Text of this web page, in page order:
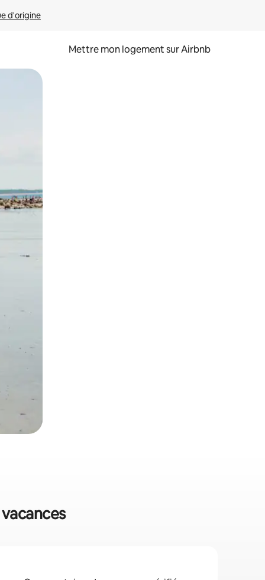
d'origine
Mettre mon logement sur Airbnb
glisser.